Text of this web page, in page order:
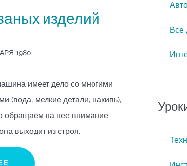
изделий
1980
имеет дело со многими
(вода, мелкие детали, накипь),
обращаем на нее внимание
выходит из строя.
Все